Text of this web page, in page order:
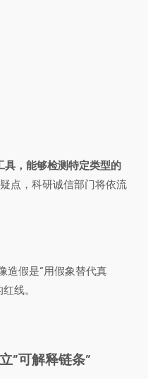
，能够检测特定类型的
点，科研诚信部门将依流
造假是“用假象替代真
线。
”可解释链条”